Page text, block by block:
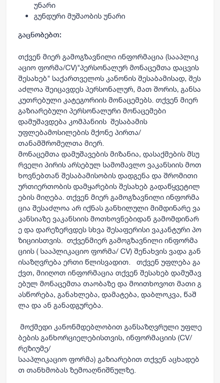
უნარი
გუნდური მუშაობის უნარი
გაცნობებთ:
თქვენ მიერ გამოგზავნილი ინფორმაცია (სააპლიკ
აციო ფორმა/CV)"პერსონალურ მონაცემთა დაცვის
შესახებ" საქართველოს კანონის შესაბამისად, შეს
აძლოა შეიცავდეს პერსონალურ, მათ შორის, განსა
კუთრებული კატეგორიის მონაცემებს. თქვენ მიერ
გაზიარებული პერსონალური მონაცემები
დამუშავდება კომპანიის შესაბამის
უფლებამოსილების მქონე პირთა/
თანამშრომელთა მიერ.
მონაცემთა დამუშავების მიზანია, დასაქმების მსუ
რველი პირის არსებულ სამომავლო ვაკანსიის მოთ
ხოვნებთან შესაბამისობის დადგენა და შრომითი
ურთიერთობის დამყარების შესახებ გადაწყვეტილ
ების მიღება. თქვენ მიერ გამოგზავნილი ინფორმა
ცია შესაძლოა არ იქნას განხილული მიმდინარე ვა
კანსიაზე ვაკანსიის მოთხოვნებიდან გამომდინარ
ე და დარეზერვდეს სხვა შესაფერისი ვაკანტური პო
ზიციისთვის. თქვენმიერ გამოგზავნილი ინფორმა
ციის ( სააპლიკაციო ფორმა/ CV) შენახვის ვადა გან
ისაზღვრება ერთი წლისვადით. თქვენ უფლება გა
ქვთ, მიიღოთ ინფორმაცია თქვენ შესახებ დამუშავ
ებულ მონაცემთა თაობაზე და მოითხოვოთ მათი გ
ასწორება, განახლება, დამატება, დაბლოკვა, წაშ
ლა და ან განადგურება.
მოქმედი კანონმდებლობით განსაზღვრული უფლე
ბების განხორციელებისთვის, ინფორმაციის (CV/
რეზიუმე/
სააპლიკაციო ფორმა) გაზიარებით თქვენ აცხადებ
თ თანხმობას ზემოაღნიშნულზე.